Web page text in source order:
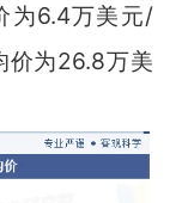
为6.4万美元/
为26.8万美